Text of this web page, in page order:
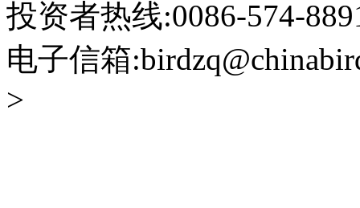
投资者热线:0086-574-
电子信箱
>